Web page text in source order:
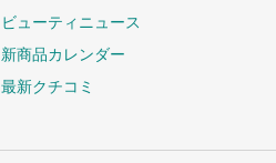
ビューティニュース
新商品カレンダー
最新クチコミ